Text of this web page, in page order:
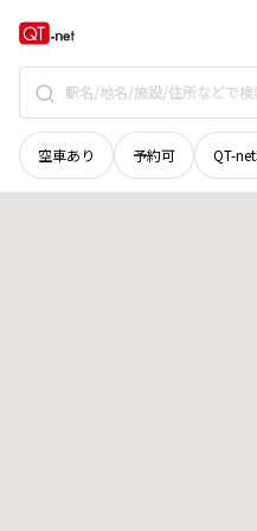
空車あり 予約可 QT-
北海道